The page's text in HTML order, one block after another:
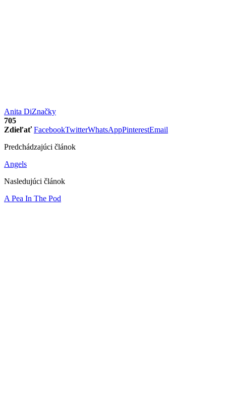
Anita DiZnačky
705
Zdieľať FacebookTwitterWhatsAppPinterestEmail
Predchádzajúci článok
Angels
Nasledujúci článok
A Pea In The Pod